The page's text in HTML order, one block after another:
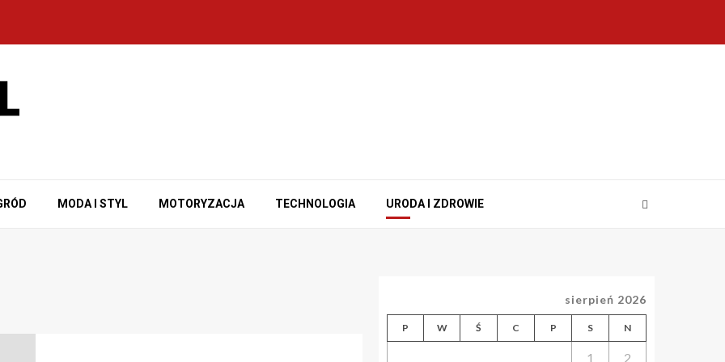
MODA I STYL MOTORYZACJA TECHNOLOGIA URODA I ZDROWIE
sierpień 2026
P W Ś C P S N
1 2